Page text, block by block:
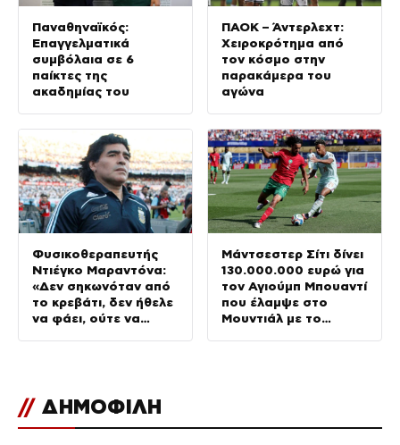
Παναθηναϊκός:
Επαγγελματικά
συμβόλαια σε 6
παίκτες της
ακαδημίας του
ΠΑΟΚ – Άντερλεχτ:
Χειροκρότημα από
τον κόσμο στην
παρακάμερα του
αγώνα
Φυσικοθεραπευτής
Ντιέγκο Μαραντόνα:
«Δεν σηκωνόταν από
το κρεβάτι, δεν ήθελε
να φάει, ούτε να
Μάντσεστερ Σίτι δίνει
130.000.000 ευρώ για
τον Αγιούμπ Μπουαντί
που έλαμψε στο
Μουντιάλ με το
// ΔΗΜΟΦΙΛΗ